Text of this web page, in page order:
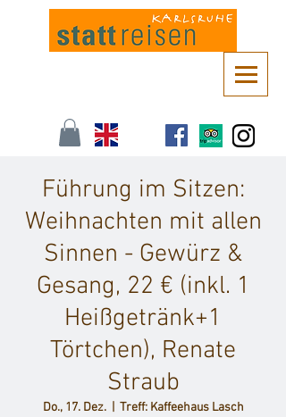
Führung im Sitzen:
Weihnachten mit allen
Sinnen - Gewürz &
Gesang, 22 € (inkl. 1
Heißgetränk+1
Törtchen), Renate
Straub
Do., 17. Dez.
  |
Treff: Kaffeehaus Lasch